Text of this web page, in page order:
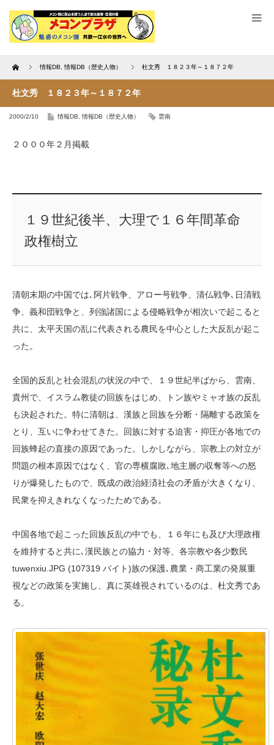
Home 情報DB 情報DB（歴史人物） 杜文秀 １８２３年～１８７２年
杜文秀 １８２３年～１８７２年
2000/2/10 情報DB 情報DB（歴史人物） 雲南
２０００年２月掲載
１９世紀後半、大理で１６年間革命
政権樹立
清朝末期の中国では､阿片戦争、アロー号戦争、清仏戦争､日清戦
争、義和団戦争と、列強諸国による侵略戦争が相次いで起こると
共に、太平天国の乱に代表される農民を中心とした大反乱が起こ
った。
全国的反乱と社会混乱の状況の中で、１９世紀半ばから、雲南、
貴州で、イスラム教徒の回族をはじめ、トン族やミャオ族の反乱
も決起された。特に清朝は、漢族と回族を分断・隔離する政策を
とり、互いに争わせてきた。回族に対する迫害・抑圧が各地での
回族蜂起の直接の原因であった。しかしながら、宗教上の対立が
問題の根本原因ではなく、官の専横腐敗､地主層の収奪等への怒
りが爆発したもので、既成の政治経済社会の矛盾が大きくなり、
民衆を抑えきれなくなったためである。
中国各地で起こった回族反乱の中でも、１６年にも及び大理政権
を維持すると共に､漢民族との協力・対等、各宗教や各少数民
tuwenxiu.JPG (107319 バイト)族の保護､農業・商工業の発展重
視などの政策を実施し、真に英雄視されているのは、杜文秀であ
る。